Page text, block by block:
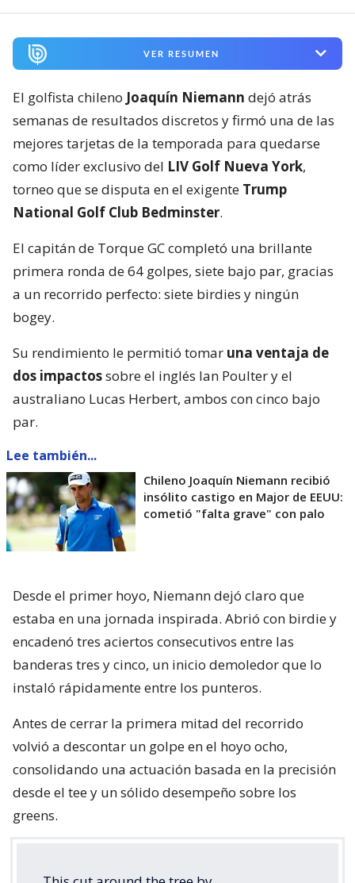
VER RESUMEN
El golfista chileno Joaquín Niemann dejó atrás
semanas de resultados discretos y firmó una de las
mejores tarjetas de la temporada para quedarse
como líder exclusivo del LIV Golf Nueva York,
torneo que se disputa en el exigente Trump
National Golf Club Bedminster.
El capitán de Torque GC completó una brillante
primera ronda de 64 golpes, siete bajo par, gracias
a un recorrido perfecto: siete birdies y ningún
bogey.
Su rendimiento le permitió tomar una ventaja de
dos impactossobre el inglés Ian Poulter y el
australiano Lucas Herbert, ambos con cinco bajo
par.
Lee también...
Chileno Joaquín Niemann recibió
insólito castigo en Major de EEUU:
cometió "falta grave" con palo
Desde el primer hoyo, Niemann dejó claro que
estaba en una jornada inspirada. Abrió con birdie y
encadenó tres aciertos consecutivos entre las
banderas tres y cinco, un inicio demoledor que lo
instaló rápidamente entre los punteros.
Antes de cerrar la primera mitad del recorrido
volvió a descontar un golpe en el hoyo ocho,
consolidando una actuación basada en la precisión
desde el tee y un sólido desempeño sobre los
greens.